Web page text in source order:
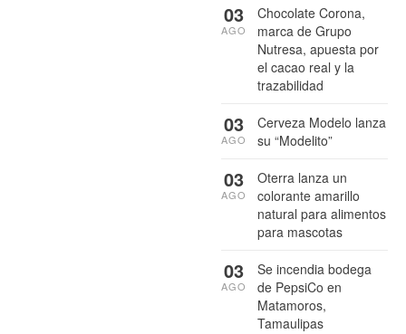
Chocolate Corona,
marca de Grupo
Nutresa, apuesta por
el cacao real y la
trazabilidad
03
AGO
Cerveza Modelo lanza
su “Modelito”
03
AGO
Oterra lanza un
colorante amarillo
natural para alimentos
para mascotas
03
AGO
Se incendia bodega
de PepsiCo en
Matamoros,
Tamaulipas
03
AGO